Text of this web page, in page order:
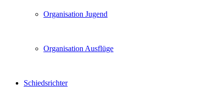
Organisation Jugend
Organisation Ausflüge
Schiedsrichter